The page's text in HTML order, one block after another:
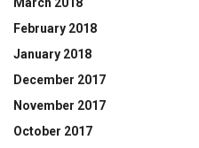
February 2018
January 2018
December 2017
November 2017
October 2017